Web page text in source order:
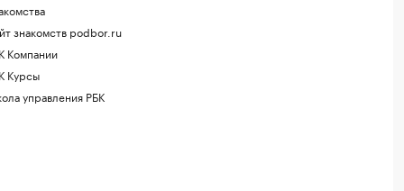
знакомств podbor.ru
Компании
Курсы
управления РБК